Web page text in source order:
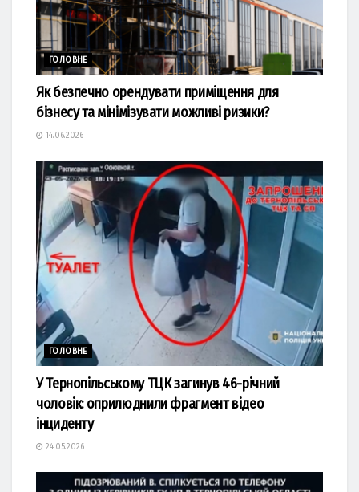
ГОЛОВНЕ
Як безпечно орендувати приміщення для
бізнесу та мінімізувати можливі ризики?
14.06.2026
ГОЛОВНЕ
У Тернопільському ТЦК загинув 46-річний
чоловік: оприлюднили фрагмент відео
інциденту
24.05.2026